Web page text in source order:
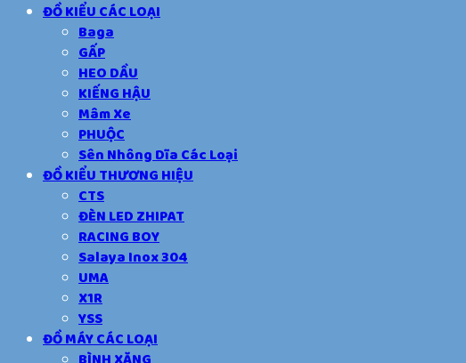
ĐỒ KIỂU CÁC LOẠI
Baga
GẤP
HEO DẦU
KIẾNG HẬU
Mâm Xe
PHUỘC
Sên Nhông Dĩa Các Loại
ĐỒ KIỂU THƯƠNG HIỆU
CTS
ĐÈN LED ZHIPAT
RACING BOY
Salaya Inox 304
UMA
X1R
YSS
ĐỒ MÁY CÁC LOẠI